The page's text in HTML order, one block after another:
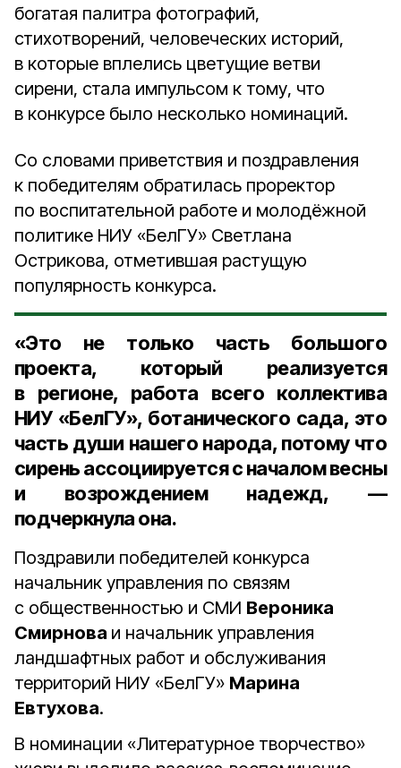
богатая палитра фотографий,
стихотворений, человеческих историй,
в которые вплелись цветущие ветви
сирени, стала импульсом к тому, что
в конкурсе было несколько номинаций.
Со словами приветствия и поздравления
к победителям обратилась проректор
по воспитательной работе и молодёжной
политике НИУ «БелГУ» Светлана
Острикова, отметившая растущую
популярность конкурса.
«Это не только часть большого
проекта, который реализуется
в регионе, работа всего коллектива
НИУ «БелГУ», ботанического сада, это
часть души нашего народа, потому что
сирень ассоциируется с началом весны
и возрождением надежд, —
подчеркнула она.
Поздравили победителей конкурса
начальник управления по связям
с общественностью и СМИ Вероника
Смирнова и начальник управления
ландшафтных работ и обслуживания
территорий НИУ «БелГУ» Марина
Евтухова.
В номинации «Литературное творчество»